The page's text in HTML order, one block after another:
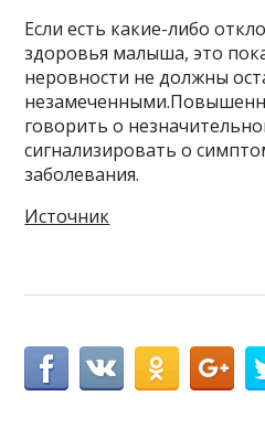
Если есть какие-либо
здоровья малыша, это
неровности не должны
говорить о
сигнализировать о
заболевания.
Источник